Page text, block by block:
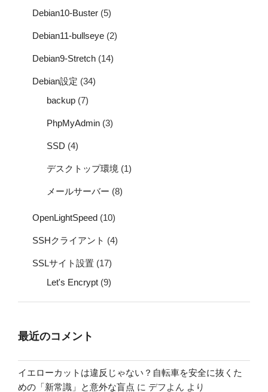
Debian10-Buster (5)
Debian11-bullseye (2)
Debian9-Stretch (14)
Debian設定 (34)
backup (7)
PhpMyAdmin (3)
SSD (4)
デスクトップ環境 (1)
メールサーバー (8)
OpenLightSpeed (10)
SSHクライアント (4)
SSLサイト設置 (17)
Let's Encrypt (9)
最近のコメント
イエローカットは違反じゃない？自転車を安全に抜くた
めの「新常識」と意外な盲点 に デフよん より